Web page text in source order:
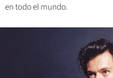
en todo el mundo.